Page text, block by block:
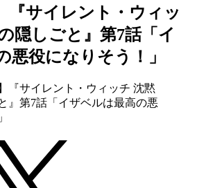
『サイレント・ウィッ
隠しごと』第7話「イ
悪役になりそう！」